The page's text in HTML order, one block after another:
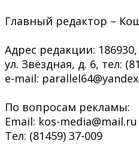
Главный редактор –
Адрес редакции:
ул. Звёздная, д. 6, тел:
e-mail:
По вопросам рекламы:
Email: kos-media@mail.ru
Тел: (81459) 37-009